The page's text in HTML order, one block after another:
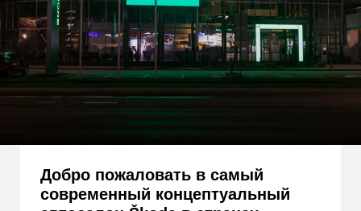
Добро пожаловать в самый
современный концептуальный